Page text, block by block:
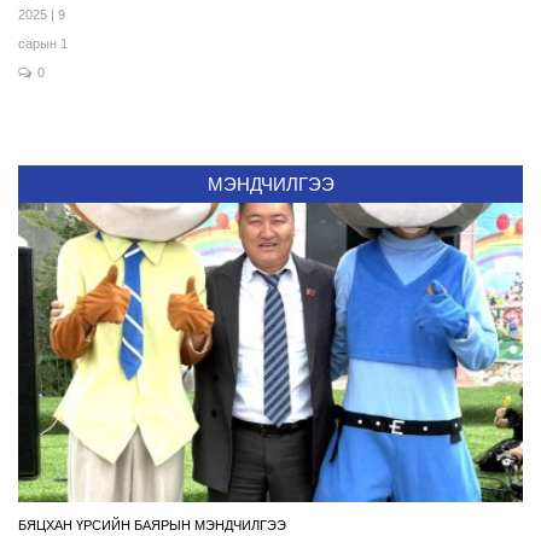
2025 | 9
сарын 1
0
МЭНДЧИЛГЭЭ
БЯЦХАН ҮРСИЙН БАЯРЫН МЭНДЧИЛГЭЭ